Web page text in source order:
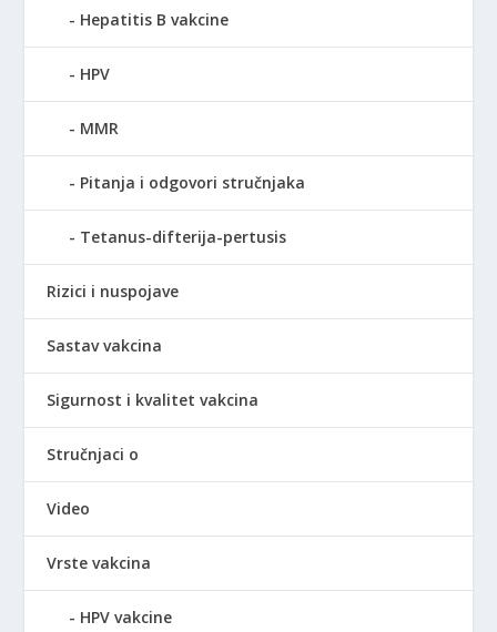
Hepatitis B vakcine
HPV
MMR
Pitanja i odgovori stručnjaka
Tetanus-difterija-pertusis
Rizici i nuspojave
Sastav vakcina
Sigurnost i kvalitet vakcina
Stručnjaci o
Video
Vrste vakcina
HPV vakcine